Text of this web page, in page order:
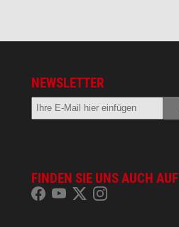
NEWSLETTER
FINDEN SIE UNS AUCH AUF